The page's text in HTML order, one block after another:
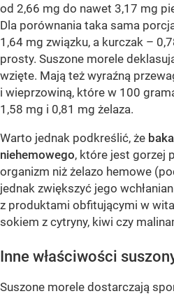
od 2,66 mg do nawet 3,17 mg
Dla porównania taka sama
1,64 mg związku, a kurczak –
prosty. Suszone morele
wzięte. Mają też wyraźną
i wieprzowiną, które w 100
1,58 mg i 0,81 mg żelaza.
Warto jednak podkreślić, że
niehemowego, które jest gorzej
organizm niż żelazo hemowe
jednak zwiększyć jego
z produktami obfitującymi w
sokiem z cytryny, kiwi czy
Inne właściwości
Suszone morele dostarczają